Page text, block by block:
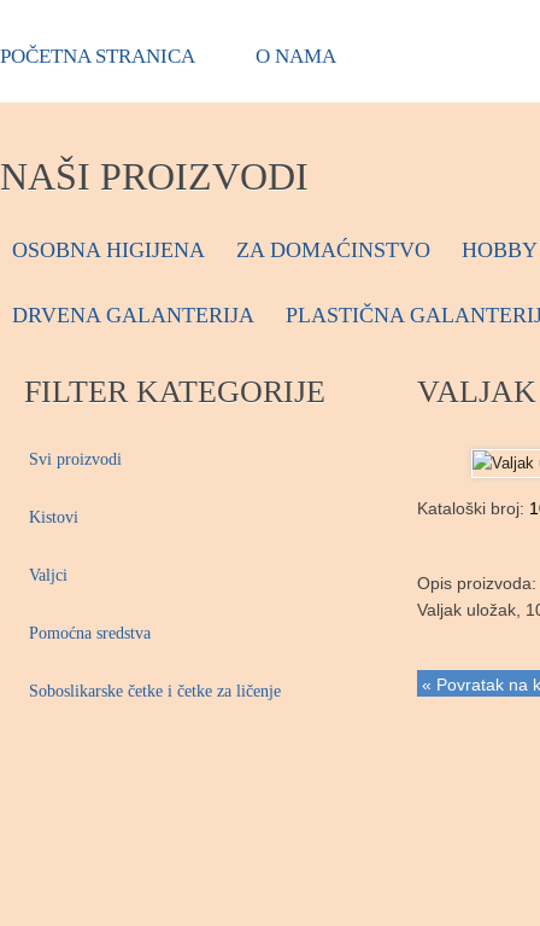
POČETNA STRANICA O NAMA
NAŠI PROIZVODI
OSOBNA HIGIJENA ZA DOMAĆINSTVO
DRVENA GALANTERIJA PLASTIČNA
FILTER KATEGORIJE
Svi proizvodi
Kistovi
Valjci
Pomoćna sredstva
Soboslikarske četke i četke za ličenje
Kataloški broj:
Opis proizvoda:
Valjak uložak,
« Povratak na